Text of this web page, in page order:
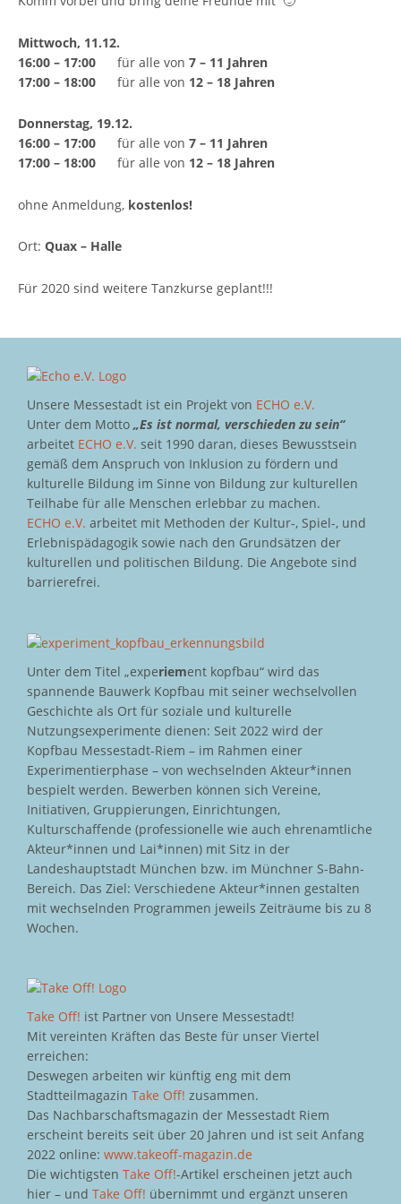
Mittwoch, 11.12.
16:00 – 17:00
für alle von 7 – 11 Jahren
17:00 – 18:00
für alle von 12 – 18 Jahren
Donnerstag, 19.12.
16:00 – 17:00 für alle von 7 – 11 Jahren
17:00 – 18:00
für alle von 12 – 18 Jahren
ohne Anmeldung, kostenlos!
Ort: Quax – Halle
Für 2020 sind weitere Tanzkurse geplant!!!
Unsere Messestadt ist ein Projekt von ECHO e.V.
Unter dem Motto „Es ist normal, verschieden zu sein“
arbeitet ECHO e.V. seit 1990 daran, dieses Bewusstsein
gemäß dem Anspruch von Inklusion zu fördern und
kulturelle Bildung im Sinne von Bildung zur kulturellen
Teilhabe für alle Menschen erlebbar zu machen.
ECHO e.V. arbeitet mit Methoden der Kultur-, Spiel-, und
Erlebnispädagogik sowie nach den Grundsätzen der
kulturellen und politischen Bildung. Die Angebote sind
barrierefrei.
Unter dem Titel „experiement kopfbau“ wird das
spannende Bauwerk Kopfbau mit seiner wechselvollen
Geschichte als Ort für soziale und kulturelle
Nutzungsexperimente dienen: Seit 2022 wird der
Kopfbau Messestadt-Riem – im Rahmen einer
Experimentierphase – von wechselnden Akteur*innen
bespielt werden. Bewerben können sich Vereine,
Initiativen, Gruppierungen, Einrichtungen,
Kulturschaffende (professionelle wie auch ehrenamtliche
Akteur*innen und Lai*innen) mit Sitz in der
Landeshauptstadt München bzw. im Münchner S-Bahn-
Bereich. Das Ziel: Verschiedene Akteur*innen gestalten
mit wechselnden Programmen jeweils Zeiträume bis zu 8
Wochen.
Take Off! ist Partner von Unsere Messestadt!
Mit vereinten Kräften das Beste für unser Viertel
erreichen:
Deswegen arbeiten wir künftig eng mit dem
Stadtteilmagazin Take Off! zusammen.
Das Nachbarschaftsmagazin der Messestadt Riem
erscheint bereits seit über 20 Jahren und ist seit Anfang
2022 online: www.takeoff-magazin.de
Die wichtigsten Take Off!-Artikel erscheinen jetzt auch
hier – und Take Off! übernimmt und ergänzt unseren